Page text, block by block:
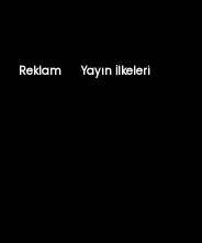
Reklam Yayın İlkeleri